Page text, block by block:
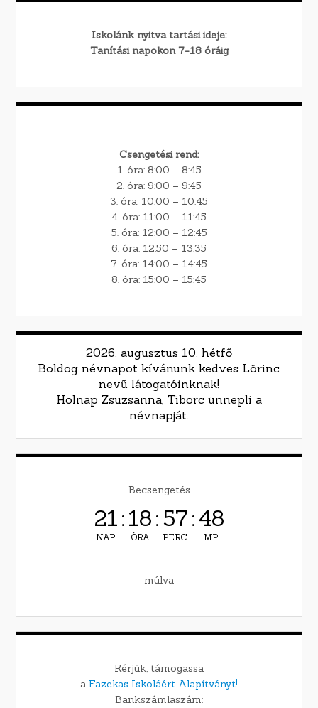
Iskolánk nyitva tartási ideje:
Tanítási napokon 7-18 óráig
Csengetési rend:
1. óra: 8:00 – 8:45
2. óra: 9:00 – 9:45
3. óra: 10:00 – 10:45
4. óra: 11:00 – 11:45
5. óra: 12:00 – 12:45
6. óra: 12:50 – 13:35
7. óra: 14:00 – 14:45
8. óra: 15:00 – 15:45
2026. augusztus 10. hétfő
Boldog névnapot kívánunk kedves Lörinc
nevű látogatóinknak!
Holnap Zsuzsanna, Tiborc ünnepli a
névnapját.
Becsengetés
21
NAP
:18
ÓRA
: 57
PERC
:47
MP
múlva
Kérjük, támogassa
a Fazekas Iskoláért Alapítványt!
Bankszámlaszám: